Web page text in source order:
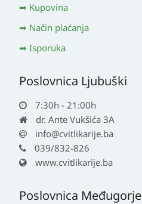
Kupovina
Način plaćanja
Isporuka
Poslovnica Ljubuški
7:30h - 21:00h
dr. Ante Vukšića 3A
info@cvitlikarije.ba
039/832-826
www.cvitlikarije.ba
Poslovnica Međugorje